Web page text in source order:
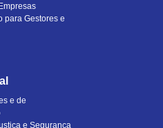
para Gestores e
e de
e Segurança